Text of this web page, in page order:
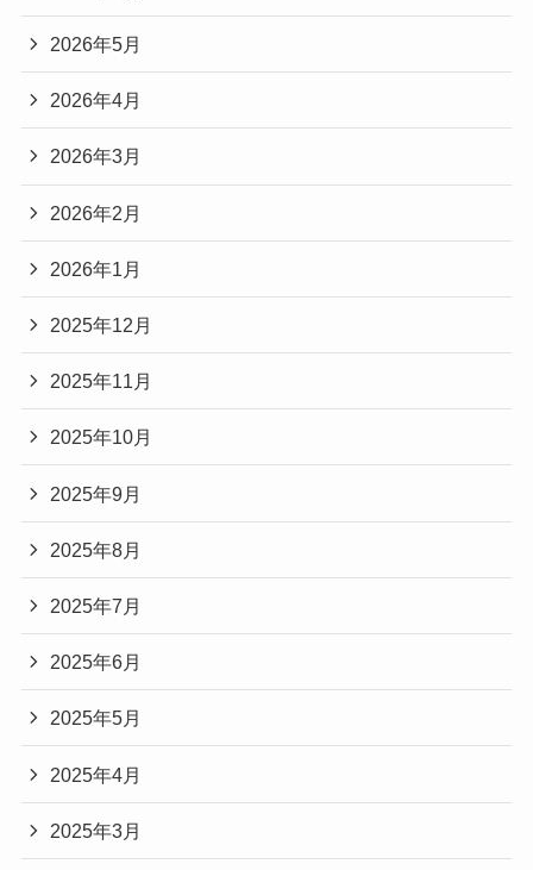
2026年5月
2026年4月
2026年3月
2026年2月
2026年1月
2025年12月
2025年11月
2025年10月
2025年9月
2025年8月
2025年7月
2025年6月
2025年5月
2025年4月
2025年3月